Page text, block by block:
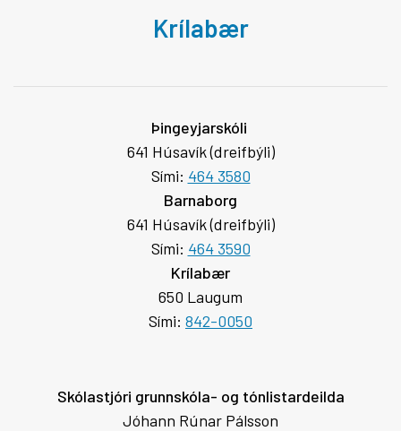
Krílabær
Þingeyjarskóli
641 Húsavík (dreifbýli)
Sími: 464 3580
Barnaborg
641 Húsavík (dreifbýli)
Sími: 464 3590
Krílabær
650 Laugum
Sími: 842-0050
Skólastjóri grunnskóla- og tónlistardeilda
Jóhann Rúnar Pálsson